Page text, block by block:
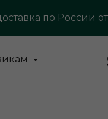
по России от 4